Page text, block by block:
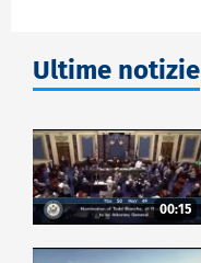
Ultime notizie
00:15